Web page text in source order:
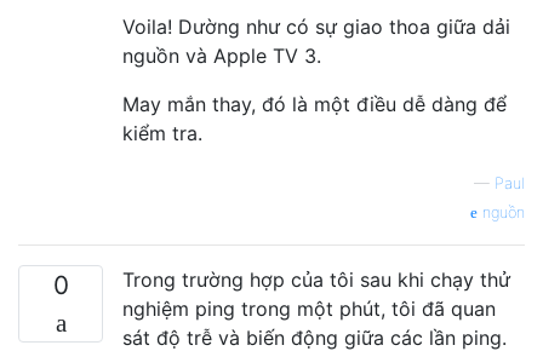
Voila! Dường như có sự giao thoa giữa dải
nguồn và Apple TV 3.
May mắn thay, đó là một điều dễ dàng để
kiểm tra.
— Paul
nguồn
0
Trong trường hợp của tôi sau khi chạy thử
nghiệm ping trong một phút, tôi đã quan
sát độ trễ và biến động giữa các lần ping.